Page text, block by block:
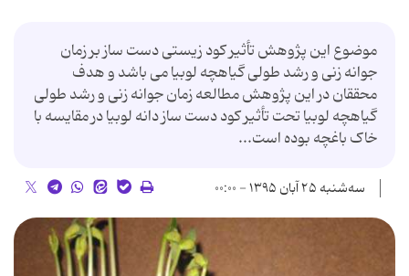
موضوع این پژوهش تأثیر کود زیستی دست ساز بر زمان
جوانه زنی و رشد طولی گیاهچه لوبیا می باشد و هدف
محققان در این پژوهش مطالعه زمان جوانه زنی و رشد طولی
گیاهچه لوبیا تحت تأثیر کود دست ساز دانه لوبیا در مقایسه با
خاک باغچه بوده است...
سه‌شنبه ۲۵ آبان ۱۳۹۵ - ۰۰:۰۰